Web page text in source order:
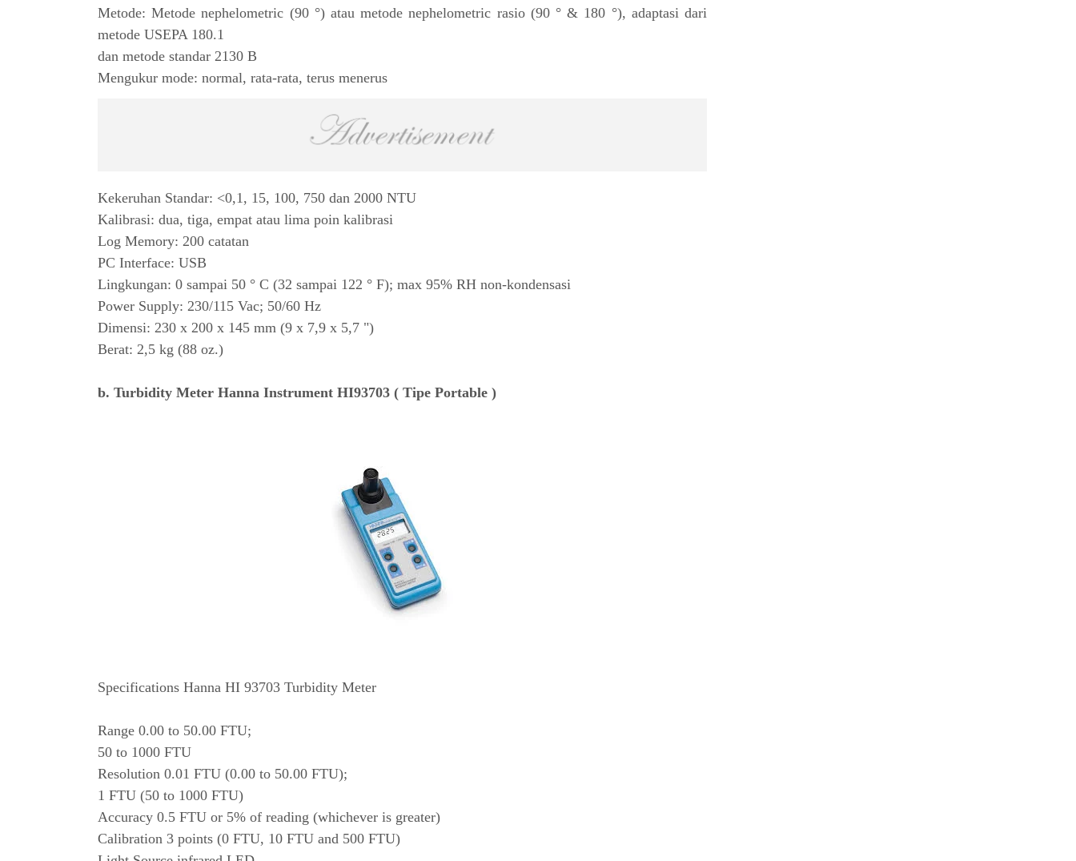
Metode: Metode nephelometric (90 °) atau metode nephelometric rasio (90 ° & 180 °), adaptasi dari
metode USEPA 180.1
dan metode standar 2130 B
Mengukur mode: normal, rata-rata, terus menerus
Kekeruhan Standar: <0,1, 15, 100, 750 dan 2000 NTU
Kalibrasi: dua, tiga, empat atau lima poin kalibrasi
Log Memory: 200 catatan
PC Interface: USB
Lingkungan: 0 sampai 50 ° C (32 sampai 122 ° F); max 95% RH non-kondensasi
Power Supply: 230/115 Vac; 50/60 Hz
Dimensi: 230 x 200 x 145 mm (9 x 7,9 x 5,7 ")
Berat: 2,5 kg (88 oz.)
b. Turbidity Meter Hanna Instrument HI93703 ( Tipe Portable )
Specifications Hanna HI 93703 Turbidity Meter
Range 0.00 to 50.00 FTU;
50 to 1000 FTU
Resolution 0.01 FTU (0.00 to 50.00 FTU);
1 FTU (50 to 1000 FTU)
Accuracy 0.5 FTU or 5% of reading (whichever is greater)
Calibration 3 points (0 FTU, 10 FTU and 500 FTU)